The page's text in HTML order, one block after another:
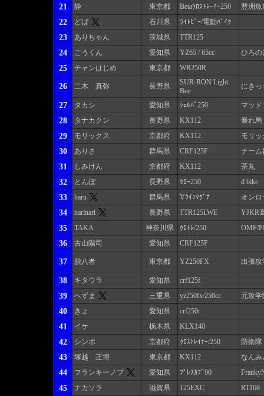
21 静 東京都 Betaｸﾛｽﾄﾚｰﾅｰ250 豊洲
22 どば 石川県 ﾗｲﾄﾋﾞｰ/電動ﾊﾞｲｸ
23 ありちゃん 茨城県 TTR125
24 こうくん 愛知県 YZ65 / 65cc ひろの
25 チャンはじめ 東京都 WR250R
26 二木 真弥 長野県
SUR-RON Light
Bee
にき
27 タカシ 愛知県 ｼｪﾙﾊﾟ250 マッ
28 タナカクン 長野県 KX112 暴れ馬
29 モリックス 京都府 KX112 モリッ
30 ありさ 群馬県 CRF125F チーム
31 しみけん 京都府 KX112 茶丸
32 とんぼ 長野県 ｾﾛｰ250 d bike
33 haru 群馬県 Vﾂｲﾝﾏｸﾞﾅ オン
34 narinari 長野県 TTR125LWE YJKR
35 TAKA 神奈川県 ｸﾛﾄﾚ/250 OMF/
36 古山陽司 愛知県 CRF125F
37 脱八者 東京都 YZ250FX 出張攻
38 キタウラ 愛知県 crf125f
39 へずま 三重県 yz250fx/250cc 元攻学
40 きょ 愛知県 crf250r
41 イケ 栃木県 KLX140
42 シンポ 京都府 ｸﾛｽﾄﾚｲﾅｰ/250 防衛隊
43 塚越 正博 東京都 KX112 なん
44 フランキーノブ 愛知県 ﾌﾟﾚｽｶﾌﾞ90
45 ナカソラ 滋賀県 125EXC RT168